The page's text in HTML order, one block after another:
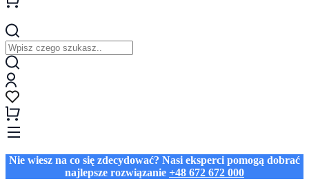
Nie wiesz na co się zdecydować? Nasi eksperci pomogą dobrać
najlepsze rozwiązanie +48 672 672 000